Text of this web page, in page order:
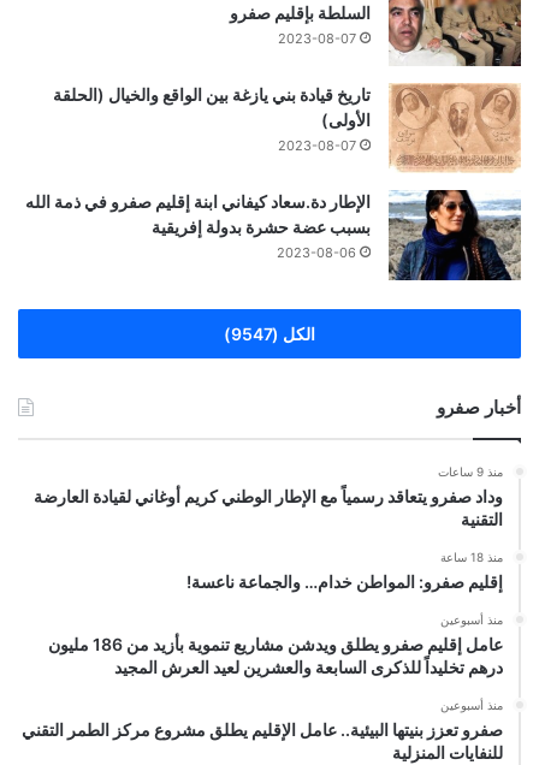
السلطة بإقليم صفرو
2023-08-07
تاريخ قيادة بني يازغة بين الواقع والخيال (الحلقة
الأولى)
2023-08-07
الإطار دة.سعاد كيفاني ابنة إقليم صفرو في ذمة الله
بسبب عضة حشرة بدولة إفريقية
2023-08-06
الكل (9547)
أخبار صفرو
منذ 9 ساعات
وداد صفرو يتعاقد رسمياً مع الإطار الوطني كريم أوغاني لقيادة العارضة
التقنية
منذ 18 ساعة
إقليم صفرو: المواطن خدام… والجماعة ناعسة!
منذ أسبوعين
عامل إقليم صفرو يطلق ويدشن مشاريع تنموية بأزيد من 186 مليون
درهم تخليداً للذكرى السابعة والعشرين لعيد العرش المجيد
منذ أسبوعين
صفرو تعزز بنيتها البيئية.. عامل الإقليم يطلق مشروع مركز الطمر التقني
للنفايات المنزلية